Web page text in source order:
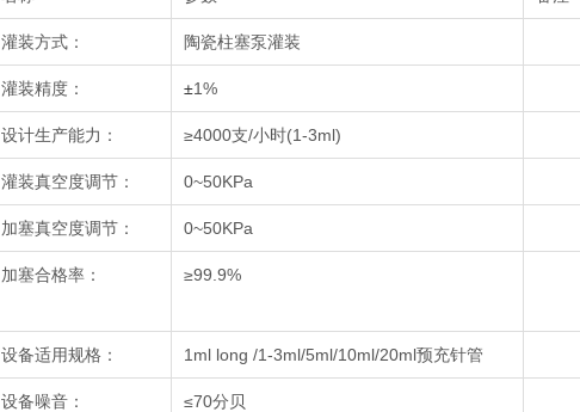
灌装方式： 陶瓷柱塞泵灌装
灌装精度： ±1%
设计生产能力： ≥4000支/小时(1-3ml)
灌装真空度调节： 0~50KPa
加塞真空度调节： 0~50KPa
加塞合格率： ≥99.9%
设备适用规格： 1ml long /1-3ml/5ml/10ml/20ml预充针管
设备噪音： ≤70分贝